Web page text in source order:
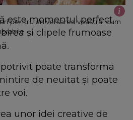
pentru aniversarea voastră: cum
este momentul perfect
și clipele frumoase
poate transforma
de neuitat și poate
voi.
unor idei creative de